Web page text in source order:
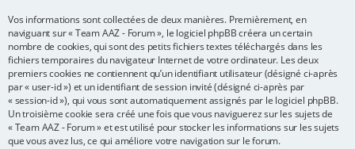
Vos informations sont collectées de deux manières. Premièrement, en
naviguant sur « Team AAZ - Forum », le logiciel phpBB créera un certain
nombre de cookies, qui sont des petits fichiers textes téléchargés dans les
fichiers temporaires du navigateur Internet de votre ordinateur. Les deux
premiers cookies ne contiennent qu’un identifiant utilisateur (désigné ci-après
par « user-id ») et un identifiant de session invité (désigné ci-après par
« session-id »), qui vous sont automatiquement assignés par le logiciel phpBB.
Un troisième cookie sera créé une fois que vous naviguerez sur les sujets de
« Team AAZ - Forum » et est utilisé pour stocker les informations sur les sujets
que vous avez lus, ce qui améliore votre navigation sur le forum.